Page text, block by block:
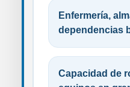
Enfermería,
dependencias
Capacidad de